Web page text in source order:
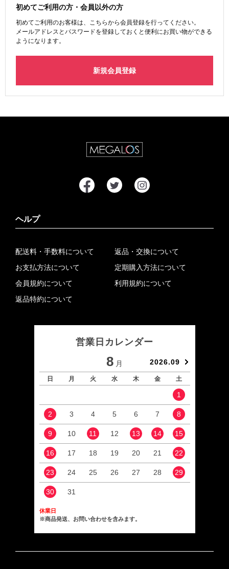
初めてご利用の方・会員以外の方
初めてご利用のお客様は、こちらから会員登録を行ってください。
メールアドレスとパスワードを登録しておくと便利にお買い物ができる
ようになります。
ヘルプ
配送料・手数料について
お支払方法について
会員規約について
返品特約について
返品・交換について
定期購入方法について
利用規約について
営業日カレンダー
8 月 2026.09
日 月 火 水 木 金 土
1
2 3 4 5 6 7 8
9 10 11 12 13 14 15
16 17 18 19 20 21 22
23 24 25 26 27 28 29
30 31
休業日
※商品発送、お問い合わせを含みます。